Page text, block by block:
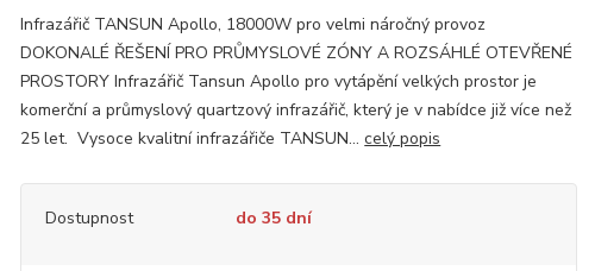
Infrazářič TANSUN Apollo, 18000W pro velmi náročný provoz
DOKONALÉ ŘEŠENÍ PRO PRŮMYSLOVÉ ZÓNY A ROZSÁHLÉ OTEVŘENÉ
PROSTORY Infrazářič Tansun Apollo pro vytápění velkých prostor je
komerční a průmyslový quartzový infrazářič, který je v nabídce již více než
25 let. Vysoce kvalitní infrazářiče TANSUN...celý popis
Dostupnost do 35 dní